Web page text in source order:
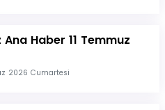
Ana Haber 11 Temmuz
2026 Cumartesi